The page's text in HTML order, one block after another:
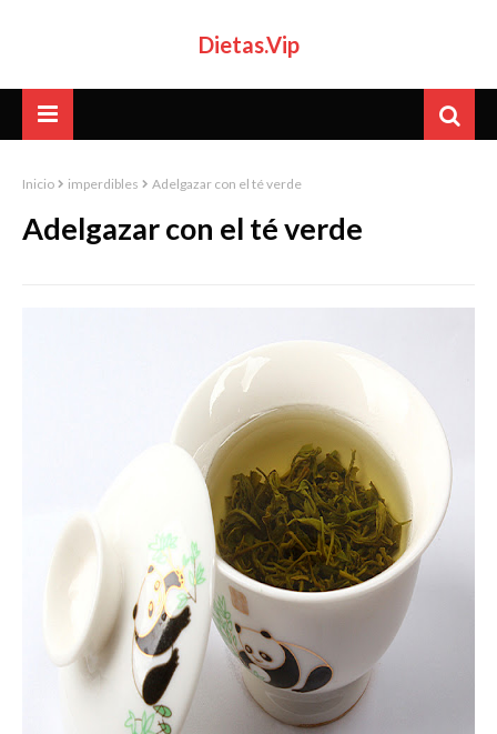
Dietas.Vip
Inicio imperdibles Adelgazar con el té verde
Adelgazar con el té verde